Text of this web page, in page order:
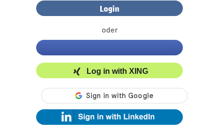
oder
Log in with XING